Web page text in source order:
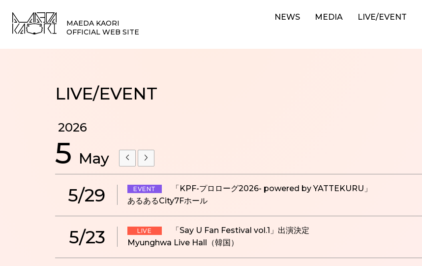
MAEDA KAORI
OFFICIAL WEB SITE
NEWS MEDIA LIVE/EVENT
LIVE/EVENT
2026
5 May
5/29 EVENT
「KPF-プロローグ2026- powered by YATTEKURU」
あるあるCity7Fホール
5/23 LIVE
「Say U Fan Festival vol.1」出演決定
Myunghwa Live Hall（韓国）